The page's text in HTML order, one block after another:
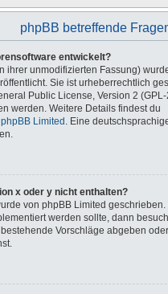
phpBB betreffende
entwickelt?
ihrer unmodifizierten Fassung)
Sie ist urheberrechtlich
Public License, Version 2
werden. Weitere Details findest du
Limited . Eine
x oder y nicht enthalten?
von phpBB Limited
werden sollte, dann
Vorschläge abgeben